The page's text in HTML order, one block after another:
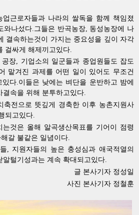
근로자들과 나라의 쌀독을 함께 책임졌
와나섰다.그들은 반곡농장, 동성농장에 나
결속하는것이 가지는 중요성을 깊이 자각
걸싸게 해제끼고있다.
장, 기업소의 일군들과 종업원들도 잡도
맡겨진 과제를 어떤 일이 있어도 무조건
다.이들은 낮에는 벼단을 운반하고 밤에
속을 위해 분투하고있다.
축전으로 뜻깊게 경축한 이후 농촌지원사
되고있다.
는것은 올해 알곡생산목표를 기어이 점령
갈 불같은 일념이다.
, 지원자들의 높은 충성심과 애국적열의
털기성과는 계속 확대되고있다.
글 본사기자 정성일
사진 본사기자 정철훈